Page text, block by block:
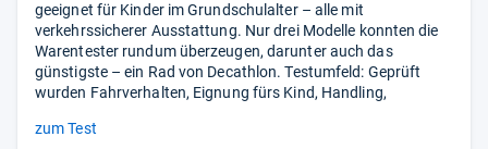
geeignet für Kinder im Grundschulalter – alle mit
verkehrssicherer Ausstattung. Nur drei Modelle konnten die
Warentester rundum überzeugen, darunter auch das
günstigste – ein Rad von Decathlon. Testumfeld: Geprüft
wurden Fahrverhalten, Eignung fürs Kind, Handling,
zum Test